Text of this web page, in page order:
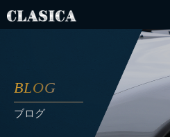
BLOG
ブログ